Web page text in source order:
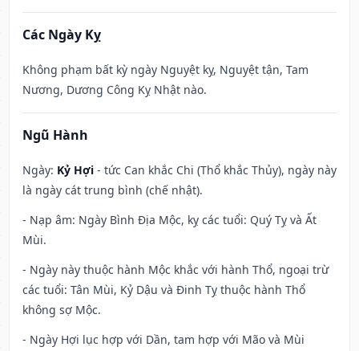
Các Ngày Kỵ
Không phạm bất kỳ ngày Nguyệt kỵ, Nguyệt tận, Tam
Nương, Dương Công Kỵ Nhật nào.
Ngũ Hành
Ngày: Kỷ Hợi - tức Can khắc Chi (Thổ khắc Thủy), ngày này
là ngày cát trung bình (chế nhật).
- Nạp âm: Ngày Bình Địa Mộc, kỵ các tuổi: Quý Tỵ và Ất
Mùi.
- Ngày này thuộc hành Mộc khắc với hành Thổ, ngoại trừ
các tuổi: Tân Mùi, Kỷ Dậu và Đinh Tỵ thuộc hành Thổ
không sợ Mộc.
- Ngày Hợi lục hợp với Dần, tam hợp với Mão và Mùi